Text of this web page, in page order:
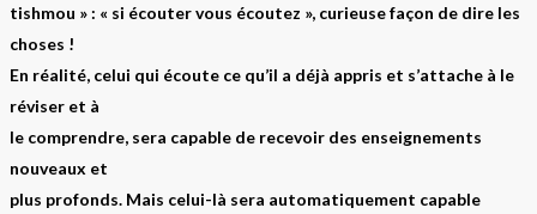
tishmou » : « si écouter vous écoutez », curieuse façon de dire les
choses !
En réalité, celui qui écoute ce qu’il a déjà appris et s’attache à le
réviser et à
le comprendre, sera capable de recevoir des enseignements
nouveaux et
plus profonds. Mais celui-là sera automatiquement capable